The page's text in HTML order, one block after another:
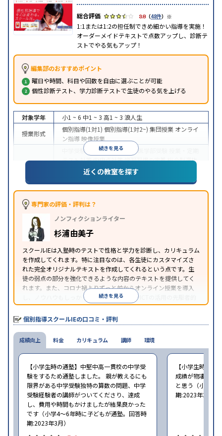
3.8（48件） ※
1:1または1:2の担任制できめ細かい指導を実施！
オーダーメイドテキストで点数アップし、診断テ
ストでやる気もアップ！
編集部のおすすめポイント
曜日や時間、科目や回数を自由に選ぶことが可能
個性診断テスト、学力診断テストで生徒のやる気を上げる
続きを見る
対象学年 小1 ~ 6 中1 ~ 3 高1 ~ 3 浪人生
授業形式
個別指導(1対1) 個別指導(1対2~) 集団授業 オンライ
ン指導 映像授業
中学受験 高校受験大学受験 医学部受験
テスト対策内申点対策学習習慣の定着総合型選抜
(旧AO)対策 推薦入試対策学校別特化対策
中高一貫校生に対応
可能季節講習のみの受講可
※2023年3月調査。小学校高学年の個別指導塾アンケート調査方法
近くの教室を探す
専門家の評価・評判は？
ノンフィクションライター
杉浦由美子
スクールIEは入塾時のテストで性格と学力を診断し、カリキュラム
を作成してくれます。特に注目なのは、各生徒にカスタマイズさ
れた完全オリジナルテキストを作成してくれるという点です。生
徒の弱点の部分を強化できるような内容のテキストを提供してく
れます。また、コロナ禍よりずっと前からオンライン授業を導入
し、ノウハウもしっかりとしています。AIやICTの活用の先駆者的
な個別指導塾です。
続きを見る
個別指導スクールIEの口コミ・評判
成績向上
【小学生時の通塾】中堅中高一貫校の中学受
験をするため通塾しました。 親が教えるにも
限界がある中学受験独特の算数の問題、中学
受験経験者の講師がついてくださり、達成
し、費用や時間もかけましたが結果良かった
です（小学4〜6年時に子どもが通塾。回答時
期:2023年3月）
【小学生時の通
成績が物凄く悪
と思う（小学6
期:2023年3月）
料金 カリキュラム 講師 環境